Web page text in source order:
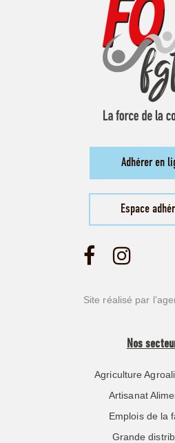
Adhérer en
Espace
Site réalisé par
Nos
Agriculture
Artisanat
Emplois de la
Grande